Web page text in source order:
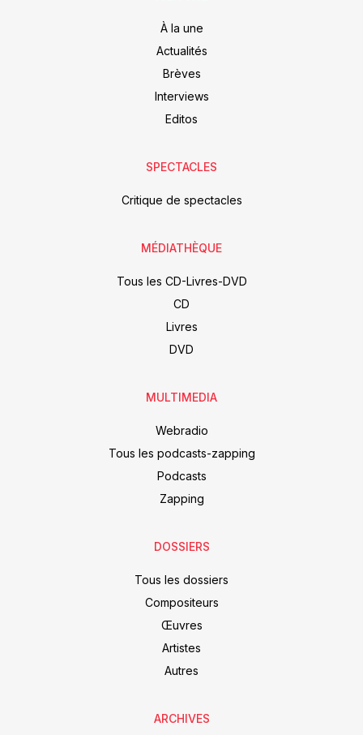
À la une
Actualités
Brèves
Interviews
Editos
SPECTACLES
Critique de spectacles
MÉDIATHÈQUE
Tous les CD-Livres-DVD
CD
Livres
DVD
MULTIMEDIA
Webradio
Tous les podcasts-zapping
Podcasts
Zapping
DOSSIERS
Tous les dossiers
Compositeurs
Œuvres
Artistes
Autres
ARCHIVES